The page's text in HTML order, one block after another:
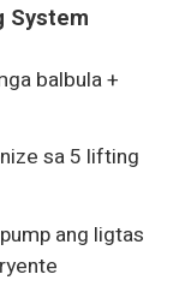
System
balbula +
sa 5 lifting
ang ligtas